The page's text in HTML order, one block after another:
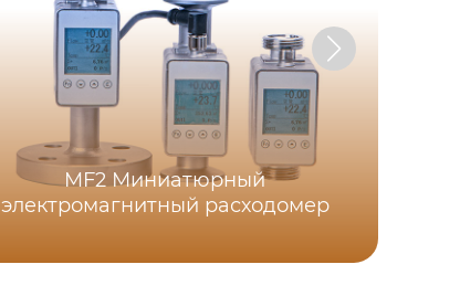
MF2 Миниатюрный
электромагнитный расходомер